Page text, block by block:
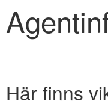
Här finns